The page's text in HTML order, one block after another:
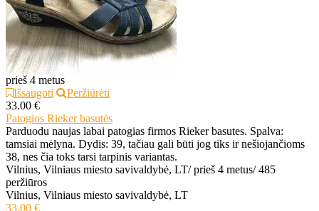
prieš 4 metus
Išsaugoti
Peržiūrėti
33.00 €
Patogios Rieker basutės
Parduodu naujas labai patogias firmos Rieker basutes. Spalva:
tamsiai mėlyna. Dydis: 39, tačiau gali būti jog tiks ir nešiojančioms
38, nes čia toks tarsi tarpinis variantas.
Vilnius, Vilniaus miesto savivaldybė, LT/ prieš 4 metus/ 485
peržiūros
Vilnius, Vilniaus miesto savivaldybė, LT
33.00 €